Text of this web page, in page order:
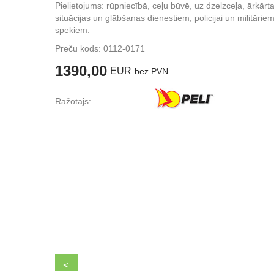
Pielietojums: rūpniecībā, ceļu būvē, uz dzelzceļa,
situācijas un glābšanas dienestiem, policijai un militāriem
spēkiem.
Preču kods: 0112-0171
1390,00 EUR bez PVN
Ražotājs:
<